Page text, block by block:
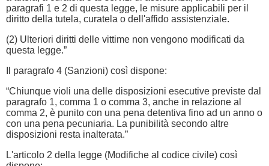
paragrafi 1 e 2 di questa legge, le misure applicabili per il
diritto della tutela, curatela o dell'affido assistenziale.
(2) Ulteriori diritti delle vittime non vengono modificati da
questa legge.”
Il paragrafo 4 (Sanzioni) così dispone:
“Chiunque violi una delle disposizioni esecutive previste dal
paragrafo 1, comma 1 o comma 3, anche in relazione al
comma 2, è punito con una pena detentiva fino ad un anno o
con una pena pecuniaria. La punibilità secondo altre
disposizioni resta inalterata.”
L'articolo 2 della legge (Modifiche al codice civile) così